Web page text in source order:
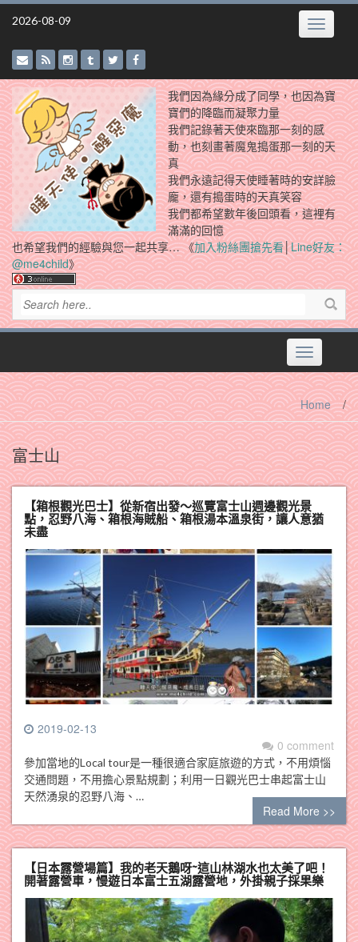
Skip
2026-08-09 Toggle
我們因為緣分成了同學，也因為寶
寶們的降臨而凝聚力量
我們記錄著天使來臨那一刻的感
動，也刻畫著魔鬼搗蛋那一刻的天
真
我們永遠記得天使睡著時的安詳臉
龐，還有搗蛋時的天真笑容
我們都希望數年後回頭看，這裡有
滿滿的回憶
也希望我們的經驗與您一起共享… 《加入粉絲團搶先看│Line好友：
@me4child》
Toggle
navigation
Home /
富士山
【箱根觀光巴士】從新宿出發～巡覽富士山週邊觀光景
點，忍野八海、箱根海賊船、箱根湯本溫泉街，讓人意猶
未盡
2019-02-13
0 comment
參加當地的Local tour是一種很適合家庭旅遊的方式，不用煩惱
交通問題，不用擔心景點規劃；利用一日觀光巴士串起富士山
天然湧泉的忍野八海、…
Read More >>
【日本露營場篇】我的老天鵝呀~這山林湖水也太美了吧！
開著露營車，慢遊日本富士五湖露營地，外掛親子採果樂